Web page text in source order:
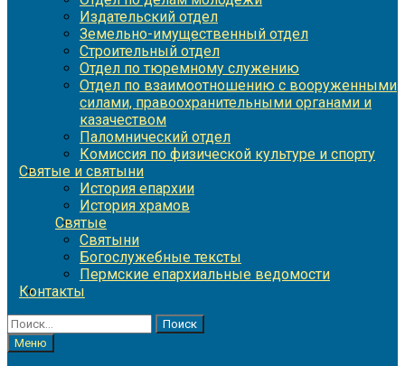
Издательский отдел
Земельно-имущественный отдел
Строительный отдел
Отдел по тюремному служению
Отдел по взаимоотношению с вооруженными
силами, правоохранительными органами и
казачеством
Паломнический отдел
Комиссия по физической культуре и спорту
Святые и святыни
История епархии
История храмов
Святые
Святыни
Богослужебные тексты
Пермские епархиальные ведомости
Контакты
Найти:
Меню